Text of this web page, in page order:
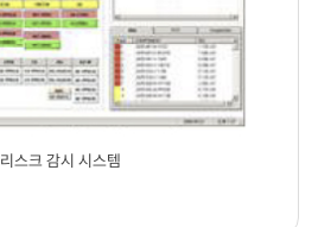
리스크 감시 시스템